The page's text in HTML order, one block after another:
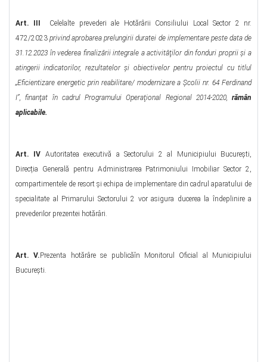
Art. III
Celelalte prevederi ale Hotărârii Consiliului Local Sector 2 nr.
472/2023privind aprobarea prelungirii duratei de implementare peste data de
31.12.2023 în vederea finalizării integrale a activităţilor din fonduri proprii şi a
atingerii indicatorilor, rezultatelor şi obiectivelor pentru proiectul cu titlul
„Eficientizare energetic prin reabilitare/ modernizare a Şcolii nr. 64 Ferdinand
I”, finanţat în cadrul Programului Operaţional Regional 2014-2020, rămân
aplicabile.
Art. IV Autoritatea executivă a Sectorului 2 al Municipiului București,
Direcția Generală pentru Administrarea Patrimoniului Imobiliar Sector 2,
compartimentele de resort şi echipa de implementare din cadrul aparatului de
specialitate al Primarului Sectorului 2 vor asigura ducerea la îndeplinire a
prevederilor prezentei hotărâri.
Art. V. Prezenta hotărâre se publicăîn Monitorul Oficial al Municipiului
Bucureşti.